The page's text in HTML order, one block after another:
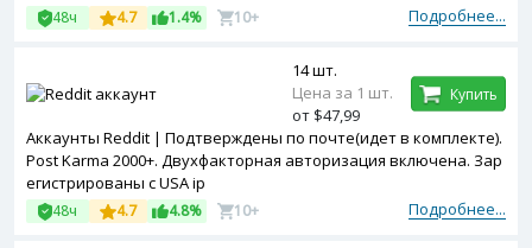
Подробнее...
48ч 4.7 1.4% 10+
Аккаунты Reddit | Подтверждены по почте(идет в комплекте).
Post Karma 2000+. Двухфакторная авторизация включена. Зар
егистрированы с USA ip
Подробнее...
48ч 4.7 4.8% 10+
14 шт.
Цена за 1 шт.
от $47,99
Купить